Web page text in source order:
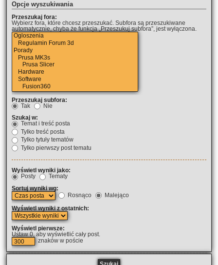
Opcje wyszukiwania
Przeszukaj fora:
Wybierz fora, które chcesz przeszukać. Subfora są przeszukiwane
automatycznie, chyba że funkcja „Przeszukuj subfora”, jest wyłączona.
Przeszukaj subfora:
Tak
Nie
Szukaj w:
Temat i treść posta
Tylko treść posta
Tylko tytuły tematów
Tylko pierwszy post tematu
Wyświetl wyniki jako:
Posty
Tematy
Sortuj wyniki wg:
Rosnąco
Malejąco
Wyświetl wyniki z ostatnich:
Wyświetl pierwsze:
Ustaw 0, aby wyświetlić cały post.
znaków w poście